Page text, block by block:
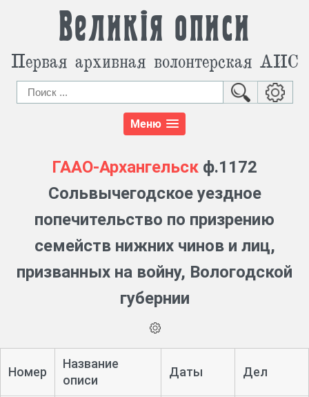
Великія описи
Первая архивная волонтерская АИС
Меню
ГААО-Архангельск ф.1172
Сольвычегодское уездное
попечительство по призрению
семейств нижних чинов и лиц,
призванных на войну, Вологодской
губернии
Номер
Название
описи
Даты Дел